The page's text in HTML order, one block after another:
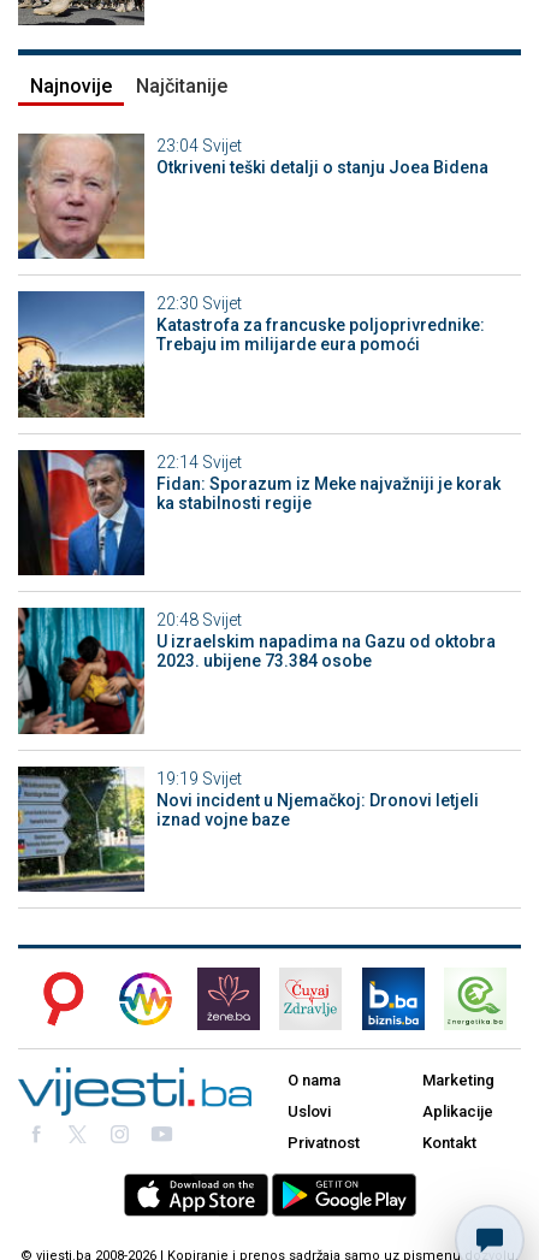
Najnovije Najčitanije
23:04 Svijet
Otkriveni teški detalji o stanju Joea Bidena
22:30 Svijet
Katastrofa za francuske poljoprivrednike:
Trebaju im milijarde eura pomoći
22:14 Svijet
Fidan: Sporazum iz Meke najvažniji je korak
ka stabilnosti regije
20:48 Svijet
U izraelskim napadima na Gazu od oktobra
2023. ubijene 73.384 osobe
19:19 Svijet
Novi incident u Njemačkoj: Dronovi letjeli
iznad vojne baze
O nama
Uslovi
Privatnost
Marketing
Aplikacije
Kontakt
© vijesti.ba 2008-2026 | Kopiranje i prenos sadržaja samo uz pismenu dozvolu.